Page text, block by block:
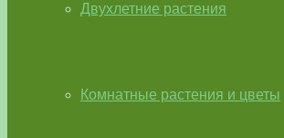
Двухлетние растения
Комнатные растения и цветы